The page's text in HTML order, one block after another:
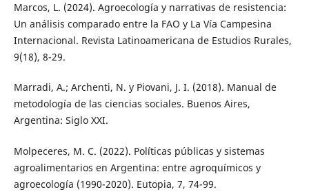
Marcos, L. (2024). Agroecología y narrativas de resistencia:
Un análisis comparado entre la FAO y La Vía Campesina
Internacional. Revista Latinoamericana de Estudios Rurales,
9(18), 8-29.
Marradi, A.; Archenti, N. y Piovani, J. I. (2018). Manual de
metodología de las ciencias sociales. Buenos Aires,
Argentina: Siglo XXI.
Molpeceres, M. C. (2022). Políticas públicas y sistemas
agroalimentarios en Argentina: entre agroquímicos y
agroecología (1990-2020). Eutopia, 7, 74-99.